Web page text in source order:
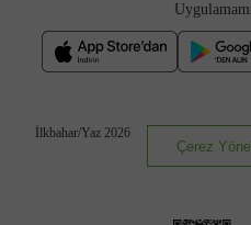
İlkbahar/Yaz 2026
Çerez